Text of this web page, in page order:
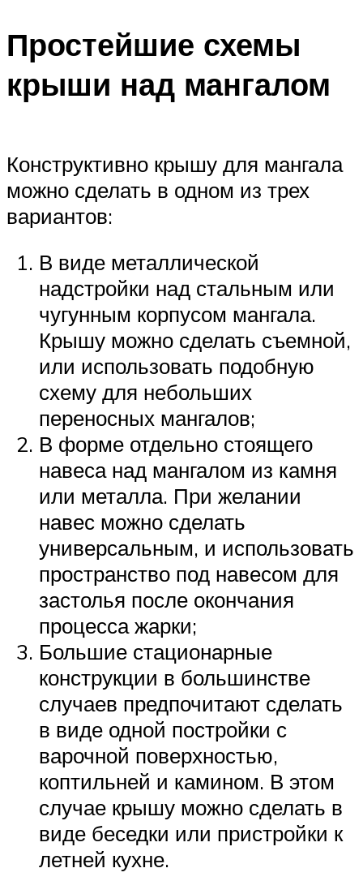
Простейшие схемы
крыши над мангалом
Конструктивно крышу для мангала
можно сделать в одном из трех
вариантов:
В виде металлической
надстройки над стальным или
чугунным корпусом мангала.
Крышу можно сделать съемной,
или использовать подобную
схему для небольших
переносных мангалов;
В форме отдельно стоящего
навеса над мангалом из камня
или металла. При желании
навес можно сделать
универсальным, и использовать
пространство под навесом для
застолья после окончания
процесса жарки;
Большие стационарные
конструкции в большинстве
случаев предпочитают сделать
в виде одной постройки с
варочной поверхностью,
коптильней и камином. В этом
случае крышу можно сделать в
виде беседки или пристройки к
летней кухне.